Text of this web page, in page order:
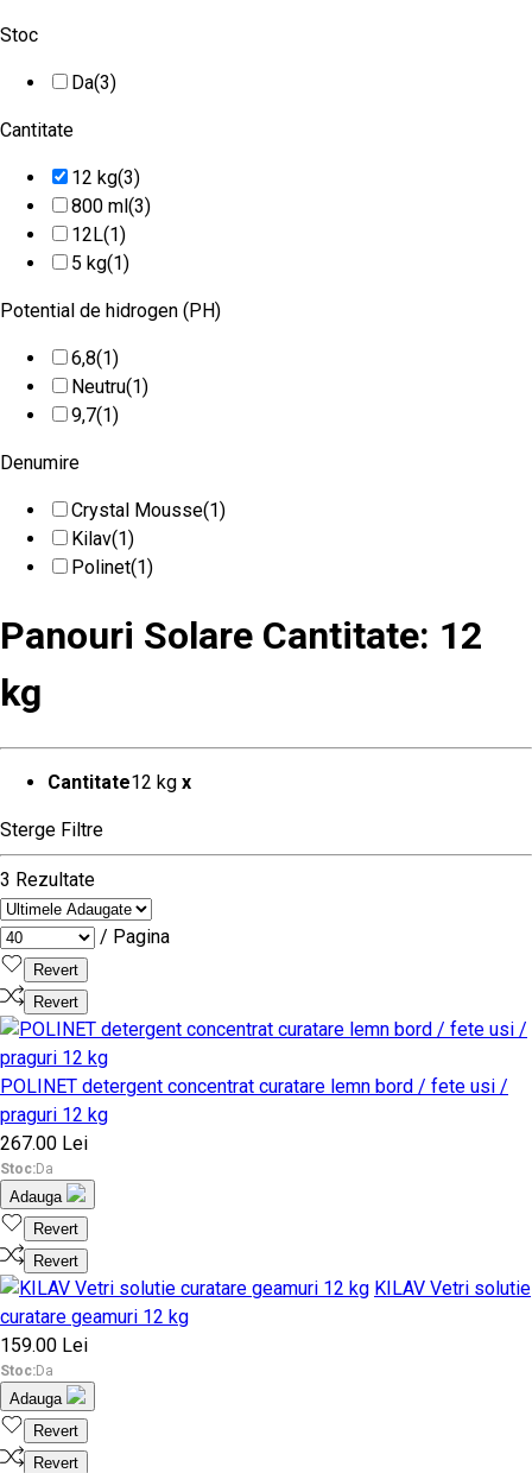
Stoc
Da(3)
Cantitate
12 kg(3)
800 ml(3)
12L(1)
5 kg(1)
Potential de hidrogen (PH)
6,8(1)
Neutru(1)
9,7(1)
Denumire
Crystal Mousse(1)
Kilav(1)
Polinet(1)
Panouri Solare Cantitate: 12
kg
Cantitate12 kg x
Sterge Filtre
3 Rezultate
/ Pagina
Revert
Revert
POLINET detergent concentrat curatare lemn bord / fete usi /
praguri 12 kg
267.00 Lei
Stoc:Da
Adauga
Revert
Revert
KILAV Vetri solutie
curatare geamuri 12 kg
159.00 Lei
Stoc:Da
Adauga
Revert
Revert